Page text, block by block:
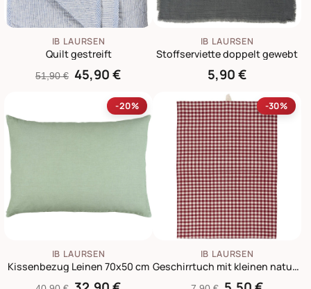
IB LAURSEN
Quilt gestreift
51,90 € 45,90 €
IB LAURSEN
Stoffserviette doppelt gewebt
5,90 €
-20%
IB LAURSEN
Kissenbezug Leinen 70x50 cm
-30%
IB LAURSEN
Geschirrtuch mit kleinen naturfarbigen Karos